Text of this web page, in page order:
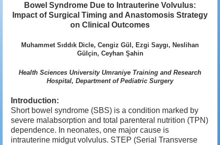
Bowel Syndrome Due to Intrauterine Volvulus:
Impact of Surgical Timing and Anastomosis Strategy
on Clinical Outcomes
Muhammet Sıddık Dicle, Cengiz Gül, Ezgi Saygı, Neslihan
Gülçin, Ceyhan Şahin
Health Sciences University Umraniye Training and Research
Hospital, Department of Pediatric Surgery
Introduction:
Short bowel syndrome (SBS) is a condition marked by
severe malabsorption and total parenteral nutrition (TPN)
dependence. In neonates, one major cause is
intrauterine midgut volvulus. STEP (Serial Transverse